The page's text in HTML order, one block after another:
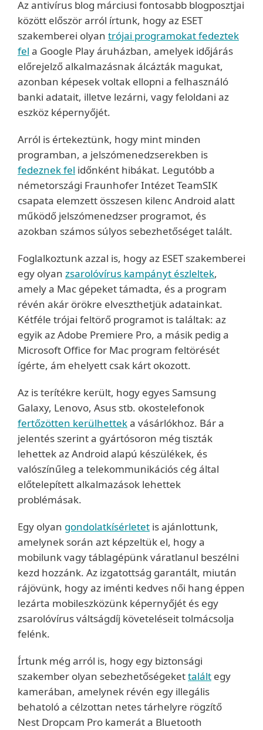
Az antivírus blog márciusi fontosabb blogposztjai
között először arról írtunk, hogy az ESET
szakemberei olyan trójai programokat fedeztek
fel a Google Play áruházban, amelyek időjárás
előrejelző alkalmazásnak álcázták magukat,
azonban képesek voltak ellopni a felhasználó
banki adatait, illetve lezárni, vagy feloldani az
eszköz képernyőjét.
Arról is értekeztünk, hogy mint minden
programban, a jelszómenedzserekben is
fedeznek fel időnként hibákat. Legutóbb a
németországi Fraunhofer Intézet TeamSIK
csapata elemzett összesen kilenc Android alatt
működő jelszómenedzser programot, és
azokban számos súlyos sebezhetőséget talált.
Foglalkoztunk azzal is, hogy az ESET szakemberei
egy olyan zsarolóvírus kampányt észleltek,
amely a Mac gépeket támadta, és a program
révén akár örökre elveszthetjük adatainkat.
Kétféle trójai feltörő programot is találtak: az
egyik az Adobe Premiere Pro, a másik pedig a
Microsoft Office for Mac program feltörését
ígérte, ám ehelyett csak kárt okozott.
Az is terítékre került, hogy egyes Samsung
Galaxy, Lenovo, Asus stb. okostelefonok
fertőzötten kerülhetteka vásárlókhoz. Bár a
jelentés szerint a gyártósoron még tiszták
lehettek az Android alapú készülékek, és
valószínűleg a telekommunikációs cég által
előtelepített alkalmazások lehettek
problémásak.
Egy olyan gondolatkísérletet is ajánlottunk,
amelynek során azt képzeltük el, hogy a
mobilunk vagy táblagépünk váratlanul beszélni
kezd hozzánk. Az izgatottság garantált, miután
rájövünk, hogy az iménti kedves női hang éppen
lezárta mobileszközünk képernyőjét és egy
zsarolóvírus váltságdíj követeléseit tolmácsolja
felénk.
Írtunk még arról is, hogy egy biztonsági
szakember olyan sebezhetőségekettalált egy
kamerában, amelynek révén egy illegális
behatoló a célzottan netes tárhelyre rögzítő
Nest Dropcam Pro kamerát a Bluetooth